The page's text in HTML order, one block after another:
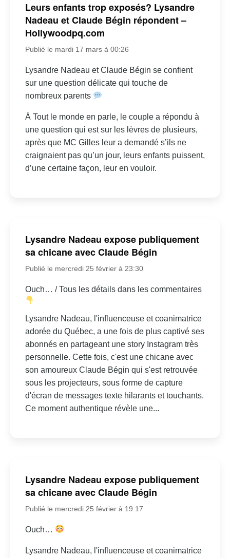
Leurs enfants trop exposés? Lysandre
Nadeau et Claude Bégin répondent –
Hollywoodpq.com
Publié le mardi 17 mars à 00:26
Lysandre Nadeau et Claude Bégin se confient
sur une question délicate qui touche de
nombreux parents
À Tout le monde en parle, le couple a répondu à
une question qui est sur les lèvres de plusieurs,
après que MC Gilles leur a demandé s’ils ne
craignaient pas qu’un jour, leurs enfants puissent,
d’une certaine façon, leur en vouloir.
Lysandre Nadeau expose publiquement
sa chicane avec Claude Bégin
Publié le mercredi 25 février à 23:30
Ouch… / Tous les détails dans les commentaires
Lysandre Nadeau, l'influenceuse et coanimatrice
adorée du Québec, a une fois de plus captivé ses
abonnés en partageant une story Instagram très
personnelle. Cette fois, c'est une chicane avec
son amoureux Claude Bégin qui s'est retrouvée
sous les projecteurs, sous forme de capture
d'écran de messages texte hilarants et touchants.
Ce moment authentique révèle une...
Lysandre Nadeau expose publiquement
sa chicane avec Claude Bégin
Publié le mercredi 25 février à 19:17
Ouch…
Lysandre Nadeau, l'influenceuse et coanimatrice